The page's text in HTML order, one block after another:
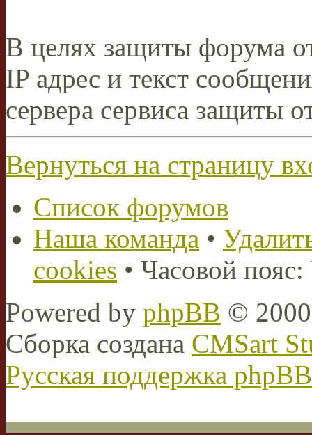
В целях защиты форума
IP адрес и текст
сервера сервиса защиты
Вернуться на страницу
Список форумов
Наша команда •
cookies • Часовой
Powered by phpBB ©
Сборка создана CMSart
Русская поддержка phpBB